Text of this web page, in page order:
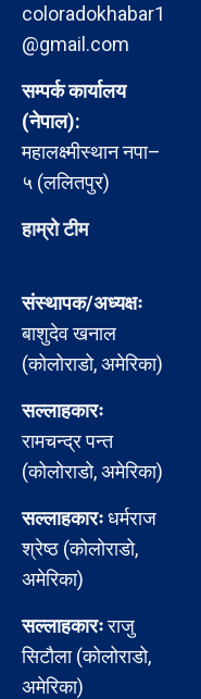
coloradokhabar1
@gmail.com
सम्पर्क कार्यालय
(नेपाल):
महालक्ष्मीस्थान नपा–
५ (ललितपुर)
हाम्रो टीम
संस्थापक/अध्यक्षः
बाशुदेव खनाल
(कोलोराडो, अमेरिका)
सल्लाहकारः
रामचन्द्र पन्त
(कोलोराडो, अमेरिका)
सल्लाहकारःधर्मराज
श्रेष्ठ (कोलोराडो,
अमेरिका)
सल्लाहकारःराजु
सिटौला (कोलोराडो,
अमेरिका)